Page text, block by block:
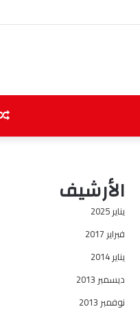
الأرشيف
يناير 2025
فبراير 2017
يناير 2014
ديسمبر 2013
نوفمبر 2013